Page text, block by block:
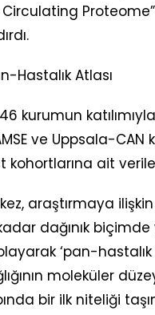
Hastalık Atlası
kurumun
ve Uppsala-
kohortlarına ait
araştırmaya
dağınık
‘pan-hastalık
moleküler
bir ilk niteliği